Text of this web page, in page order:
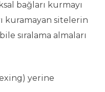
bağları kurmayı
kuramayan sitelerin
sıralama almaları
yerine